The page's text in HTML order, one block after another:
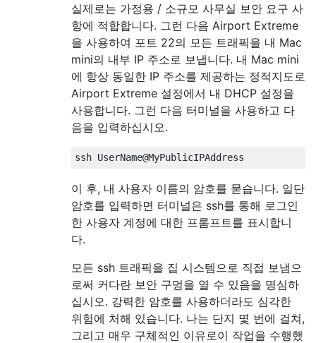
실제로는 가정용 / 소규모 사무실 보안 요구 사
항에 적합합니다. 그런 다음 Airport Extreme
을 사용하여 포트 22의 모든 트래픽을 내 Mac
mini의 내부 IP 주소로 보냅니다. 내 Mac mini
에 항상 동일한 IP 주소를 제공하는 정적지도로
Airport Extreme 설정에서 내 DHCP 설정을
사용합니다. 그런 다음 터미널을 사용하고 다
음을 입력하십시오.
이 후, 내 사용자 이름의 암호를 묻습니다. 일단
암호를 입력하면 터미널은 ssh를 통해 로그인
한 사용자 계정에 대한 프롬프트를 표시합니
다.
모든 ssh 트래픽을 집 시스템으로 직접 보냄으
로써 커다란 보안 구멍을 열 수 있음을 명심하
십시오. 강력한 암호를 사용하더라도 심각한
위험에 처해 있습니다. 나는 단지 몇 번에 걸쳐,
그리고 매우 구체적인 이유로이 작업을 수행했